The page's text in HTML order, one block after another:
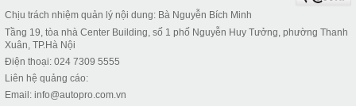
Chịu trách nhiệm quản lý nội dung: Bà Nguyễn Bích Minh
Tầng 19, tòa nhà Center Building, số 1 phố Nguyễn Huy Tưởng, phường Thanh
Xuân, TP.Hà Nội
Điện thoại: 024 7309 5555
Liên hệ quảng cáo:
Email: info@autopro.com.vn